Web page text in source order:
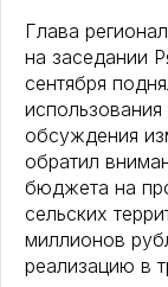
Глава
на заседании
сентября
обсуждения
обратил
бюджета на
сельских
миллионов
реализацию в